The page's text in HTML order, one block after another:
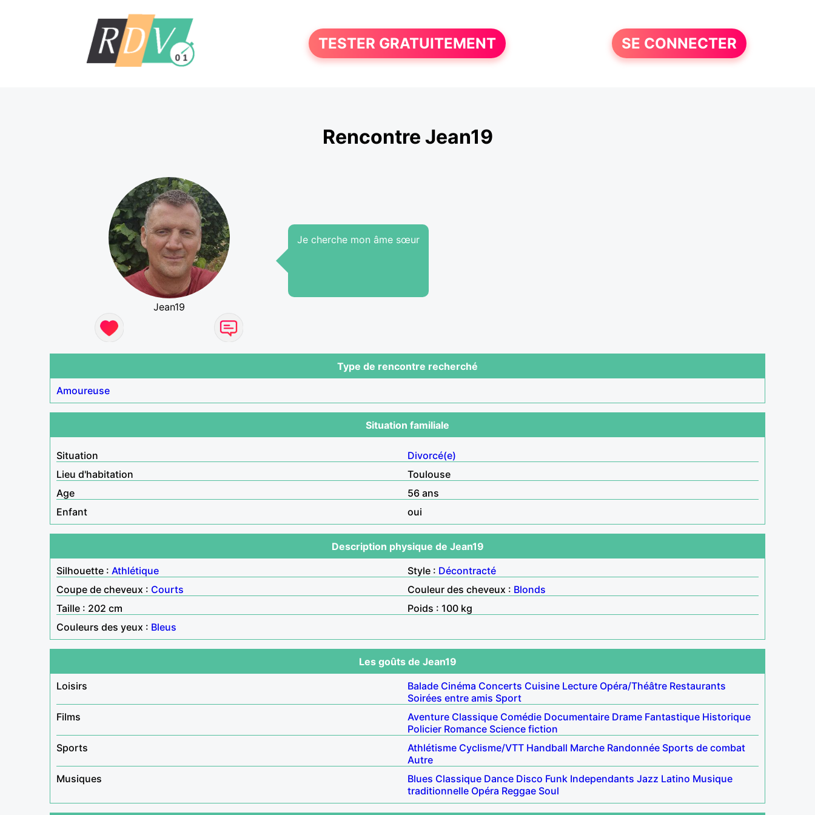
TESTER GRATUITEMENT SE CONNECTER
Rencontre Jean19
Jean19
Je cherche mon âme sœur
Type de rencontre recherché
Amoureuse
Situation familiale
Situation
Divorcé(e)
Lieu d'habitation
Toulouse
Age
56 ans
Enfant
oui
Description physique de Jean19
Silhouette : Athlétique Style : Décontracté
Coupe de cheveux : Courts Couleur des cheveux : Blonds
Taille : 202 cm
Poids : 100 kg
Couleurs des yeux : Bleus
Les goûts de Jean19
Loisirs
Balade Cinéma Concerts Cuisine Lecture Opéra/Théâtre Restaurants
Soirées entre amis Sport
Films
Aventure Classique Comédie Documentaire Drame Fantastique Historique
Policier Romance Science fiction
Sports
Athlétisme Cyclisme/VTT Handball Marche Randonnée Sports de combat
Autre
Musiques
Blues Classique Dance Disco Funk Independants Jazz Latino Musique
traditionnelle Opéra Reggae Soul